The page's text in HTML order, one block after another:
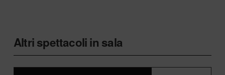
Altri spettacoli in sala